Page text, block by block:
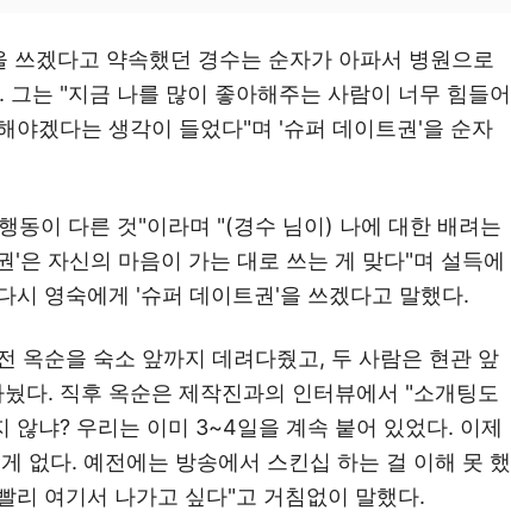
쓰겠다고 약속했던 경수는 순자가 아파서 병원으로
그는 "지금 나를 많이 좋아해주는 사람이 너무 힘들어
야겠다는 생각이 들었다"며 '슈퍼 데이트권'을 순자
동이 다른 것"이라며 "(경수 님이) 나에 대한 배려는
'은 자신의 마음이 가는 대로 쓰는 게 맞다"며 설득에
시 영숙에게 '슈퍼 데이트권'을 쓰겠다고 말했다.
옥순을 숙소 앞까지 데려다줬고, 두 사람은 현관 앞
다. 직후 옥순은 제작진과의 인터뷰에서 "소개팅도
않냐? 우리는 이미 3~4일을 계속 붙어 있었다. 이제
없다. 예전에는 방송에서 스킨십 하는 걸 이해 못 했
리 여기서 나가고 싶다"고 거침없이 말했다.